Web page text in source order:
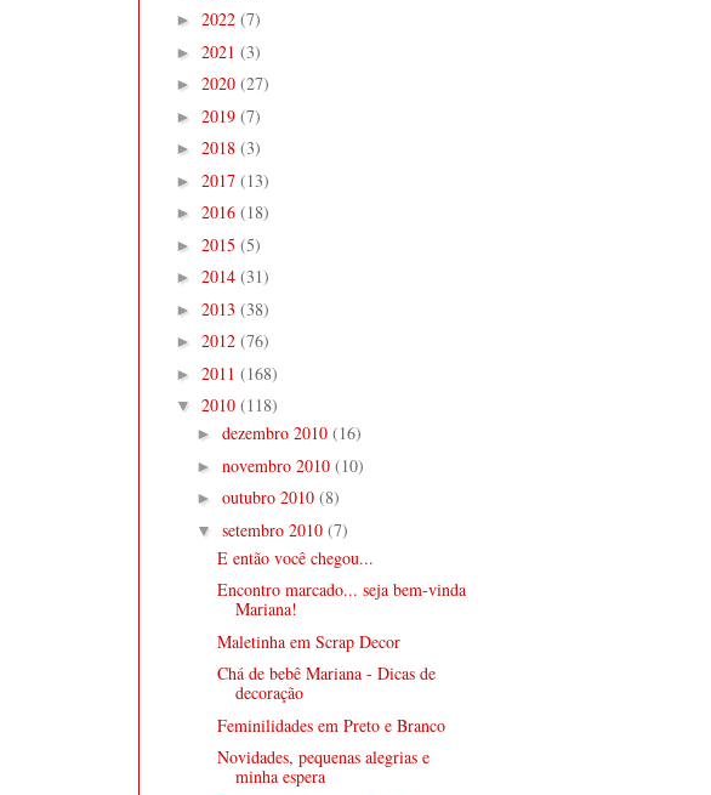
► 2022 (7)
► 2021 (3)
► 2020 (27)
► 2019 (7)
► 2018 (3)
► 2017 (13)
► 2016 (18)
► 2015 (5)
► 2014 (31)
► 2013 (38)
► 2012 (76)
► 2011 (168)
▼ 2010 (118)
► dezembro 2010 (16)
► novembro 2010 (10)
► outubro 2010 (8)
▼ setembro 2010 (7)
E então você chegou...
Encontro marcado... seja bem-vinda
Mariana!
Maletinha em Scrap Decor
Chá de bebê Mariana - Dicas de
decoração
Feminilidades em Preto e Branco
Novidades, pequenas alegrias e
minha espera